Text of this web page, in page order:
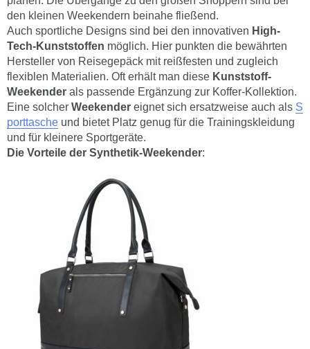
den kleinen Weekendern beinahe fließend.
Auch sportliche Designs sind bei den innovativen High-
Tech-Kunststoffen möglich. Hier punkten die bewährten
Hersteller von Reisegepäck mit reißfesten und zugleich
flexiblen Materialien. Oft erhält man diese Kunststoff-
Weekender als passende Ergänzung zur Koffer-Kollektion.
Eine solcher Weekender eignet sich ersatzweise auch als S
porttasche und bietet Platz genug für die Trainingskleidung
und für kleinere Sportgeräte.
Die Vorteile der Synthetik-Weekender: